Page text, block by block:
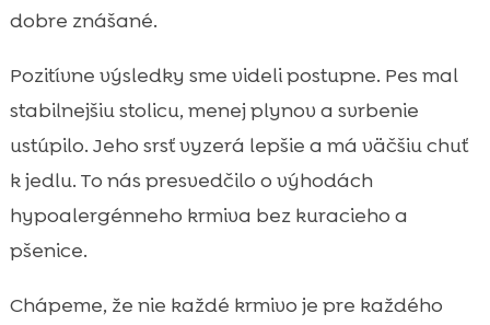
dobre znášané.
Pozitívne výsledky sme videli postupne. Pes mal
stabilnejšiu stolicu, menej plynov a svrbenie
ustúpilo. Jeho srsť vyzerá lepšie a má väčšiu chuť
k jedlu. To nás presvedčilo o výhodách
hypoalergénneho krmiva bez kuracieho a
pšenice.
Chápeme, že nie každé krmivo je pre každého